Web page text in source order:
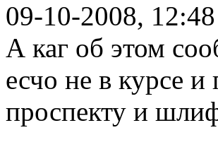
09-10-2008, 12:48
А каг об этом
есчо не в курсе
проспекту и